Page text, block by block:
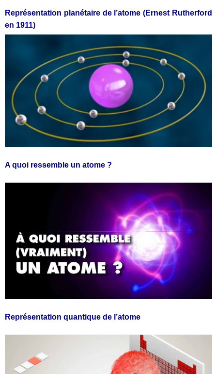
Représentation planétaire de l’atome (Ernest Rutherford
en 1911)
A quoi ressemble un atome ?
Représentation quantique de l’atome